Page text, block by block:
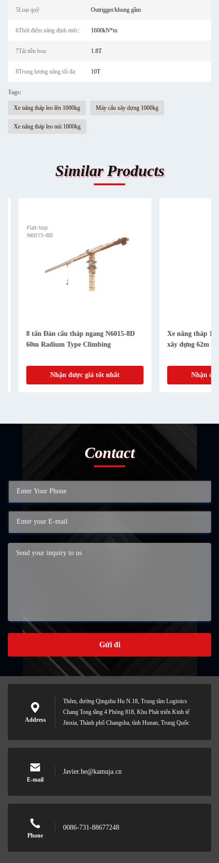
5Loại quỹ: Outrigger/khung gầm
6Thời điểm nâng định mức: 1600kN*m
7Tải tiền boa: 1.8T
8Trọng lượng nâng tối đa: 10T
Tags:
Xe nâng tháp leo lên 1000kg Máy cẩu xây dựng 1000kg
Xe nâng tháp leo núi 1000kg
Similar Products
8 tấn Đàn cẩu tháp ngang N6015-8D
60m Radium Type Climbing
Nhận được giá tốt nhất
Xe nâng tháp 10T
xây dựng 62m
Nhận được
Contact
Gửi đi
Address
Thêm, đường Qingzhu Hu N.18, Trung tâm Logistics
Chang Tong tầng 4 Phòng 818, Khu Phát triển Kinh tế
Jinxia, Thành phố Changsha, tỉnh Hunan, Trung Quốc
E-mail
Javier.he@kamuja.cn
Phone
0086-731-88677248